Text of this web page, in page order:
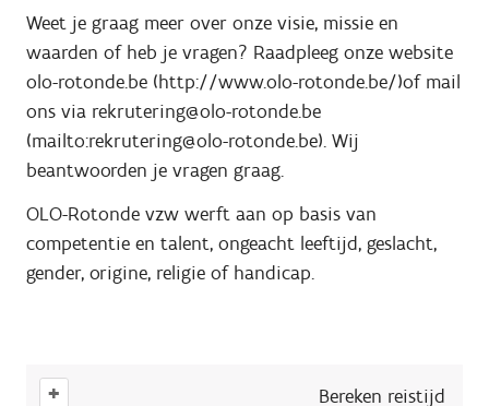
Weet je graag meer over onze visie, missie en
waarden of heb je vragen? Raadpleeg onze website
olo-rotonde.be (http://www.olo-rotonde.be/)of mail
ons via rekrutering@olo-rotonde.be
(mailto:rekrutering@olo-rotonde.be). Wij
beantwoorden je vragen graag.
OLO-Rotonde vzw werft aan op basis van
competentie en talent, ongeacht leeftijd, geslacht,
gender, origine, religie of handicap.
+ Bereken reistijd